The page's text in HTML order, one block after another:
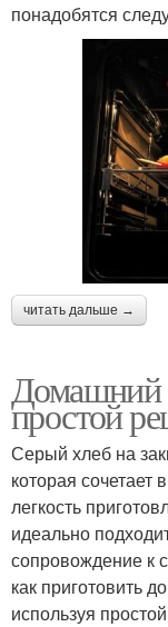
понадобятся
читать дальше →
Домашний
простой
Серый хлеб на
которая сочетает
легкость
идеально
сопровождение к
как приготовить
используя